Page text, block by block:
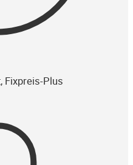
Fixpreis-Plus